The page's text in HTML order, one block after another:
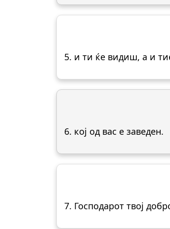
5. и ти ќе видиш, а и
6. кој од вас е заведен.
7. Господарот твој